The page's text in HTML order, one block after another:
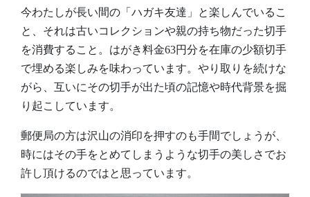
今わたしが長い間の「ハガキ友達」と楽しんでいるこ
と、それは古いコレクションや親の持ち物だった切手
を消費すること。はがき料金63円分を在庫の少額切手
で埋める楽しみを味わっています。やり取りを続けな
がら、互いにその切手が出た頃の記憶や時代背景を掘
り起こしています。
郵便局の方は沢山の消印を押すのも手間でしょうが、
時にはその手をとめてしまうような切手の美しさでお
許し頂けるのではと思っています。